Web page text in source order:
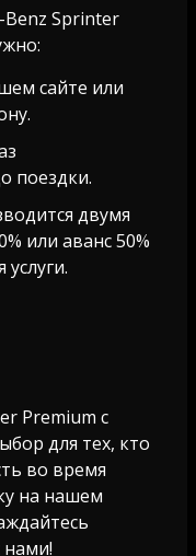
Sprinter
сайте или
поездки.
двумя
или аванс 50%
Premium с
для тех, кто
во время
на нашем
нами!